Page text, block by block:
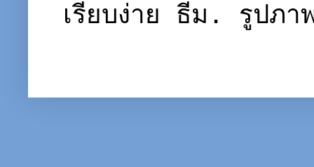
เรียบง่าย ธีม. รูปภ